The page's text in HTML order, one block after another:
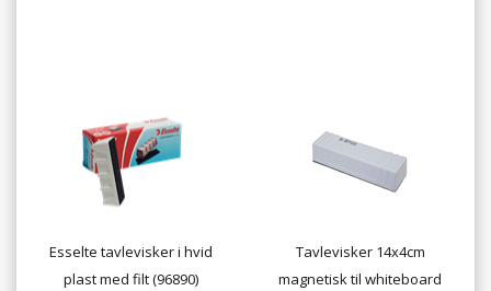
Esselte tavlevisker i hvid
plast med filt (96890)
Tavlevisker 14x4cm
magnetisk til whiteboard